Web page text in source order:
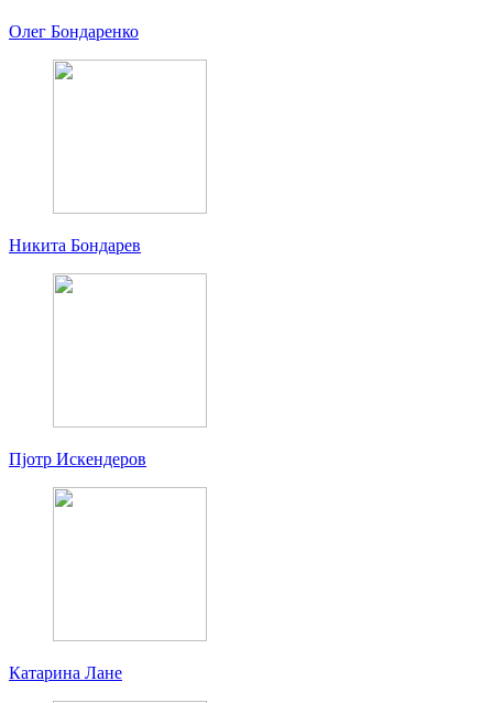
Олег Бондаренко
Никита Бондарев
Пjoтр Искендеров
Катарина Лане